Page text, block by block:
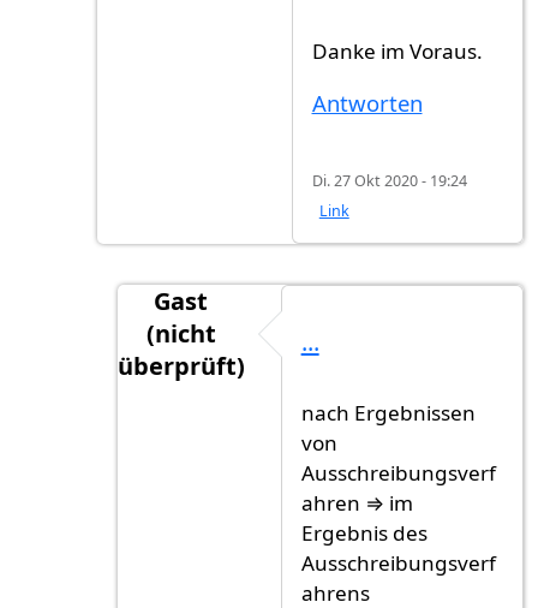
Danke im Voraus.
Antworten
Di. 27 Okt 2020 - 19:24
Link
Gast
(nicht
überprüft)
...
nach Ergebnissen
von
Ausschreibungsverf
ahren ⇒ im
Ergebnis des
Ausschreibungsverf
ahrens